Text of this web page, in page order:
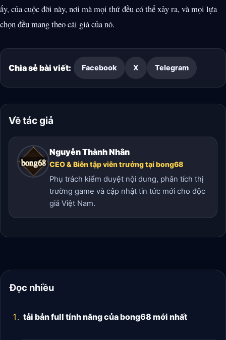
ấy, của cuộc đời này, nơi mà mọi thứ đều có thể xảy ra, và mọi lựa
chọn đều mang theo cái giá của nó.
Chia sẻ bài viết: Facebook X Telegram
Về tác giả
Nguyễn Thành Nhân
CEO & Biên tập viên trưởng tại bong68
Phụ trách kiểm duyệt nội dung, phân tích thị
trường game và cập nhật tin tức mới cho độc
giả Việt Nam.
Đọc nhiều
tải bản full tính năng của bong68 mới nhất